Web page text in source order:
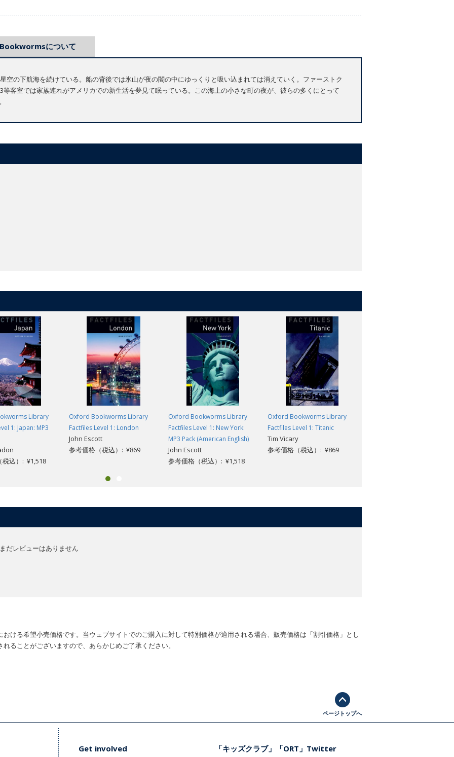
について
空の下航海を続けている。船の背後では氷山が夜の闇の中にゆっくりと吸い込まれては消えていく。ファーストク
客室では家族連れがアメリカでの新生活を夢見て眠っている。この海上の小さな町の夜が、彼らの多くにとって
Library
1: Japan: MP3
税込）: ¥1,518
Oxford Bookworms Library
Factfiles Level 1: London
John Escott
参考価格（税込）: ¥869
Oxford Bookworms Library
Factfiles Level 1: New York:
MP3 Pack (American English)
John Escott
参考価格（税込）: ¥1,518
Oxford Bookworms Library
Factfiles Level 1: Titanic
Tim Vicary
参考価格（税込）: ¥869
まだレビューはありません
ける希望小売価格です。当ウェブサイトでのご購入に対して特別価格が適用される場合、販売価格は「割引価格」とし
ることがございますので、あらかじめご了承ください。
ページトップへ
Get involved 「キッズクラブ」「ORT」Twitter